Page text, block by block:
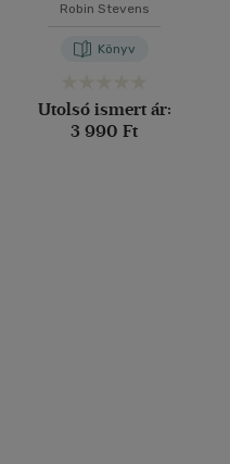
Robin Stevens
Könyv
Utolsó ismert ár:
3 990 Ft